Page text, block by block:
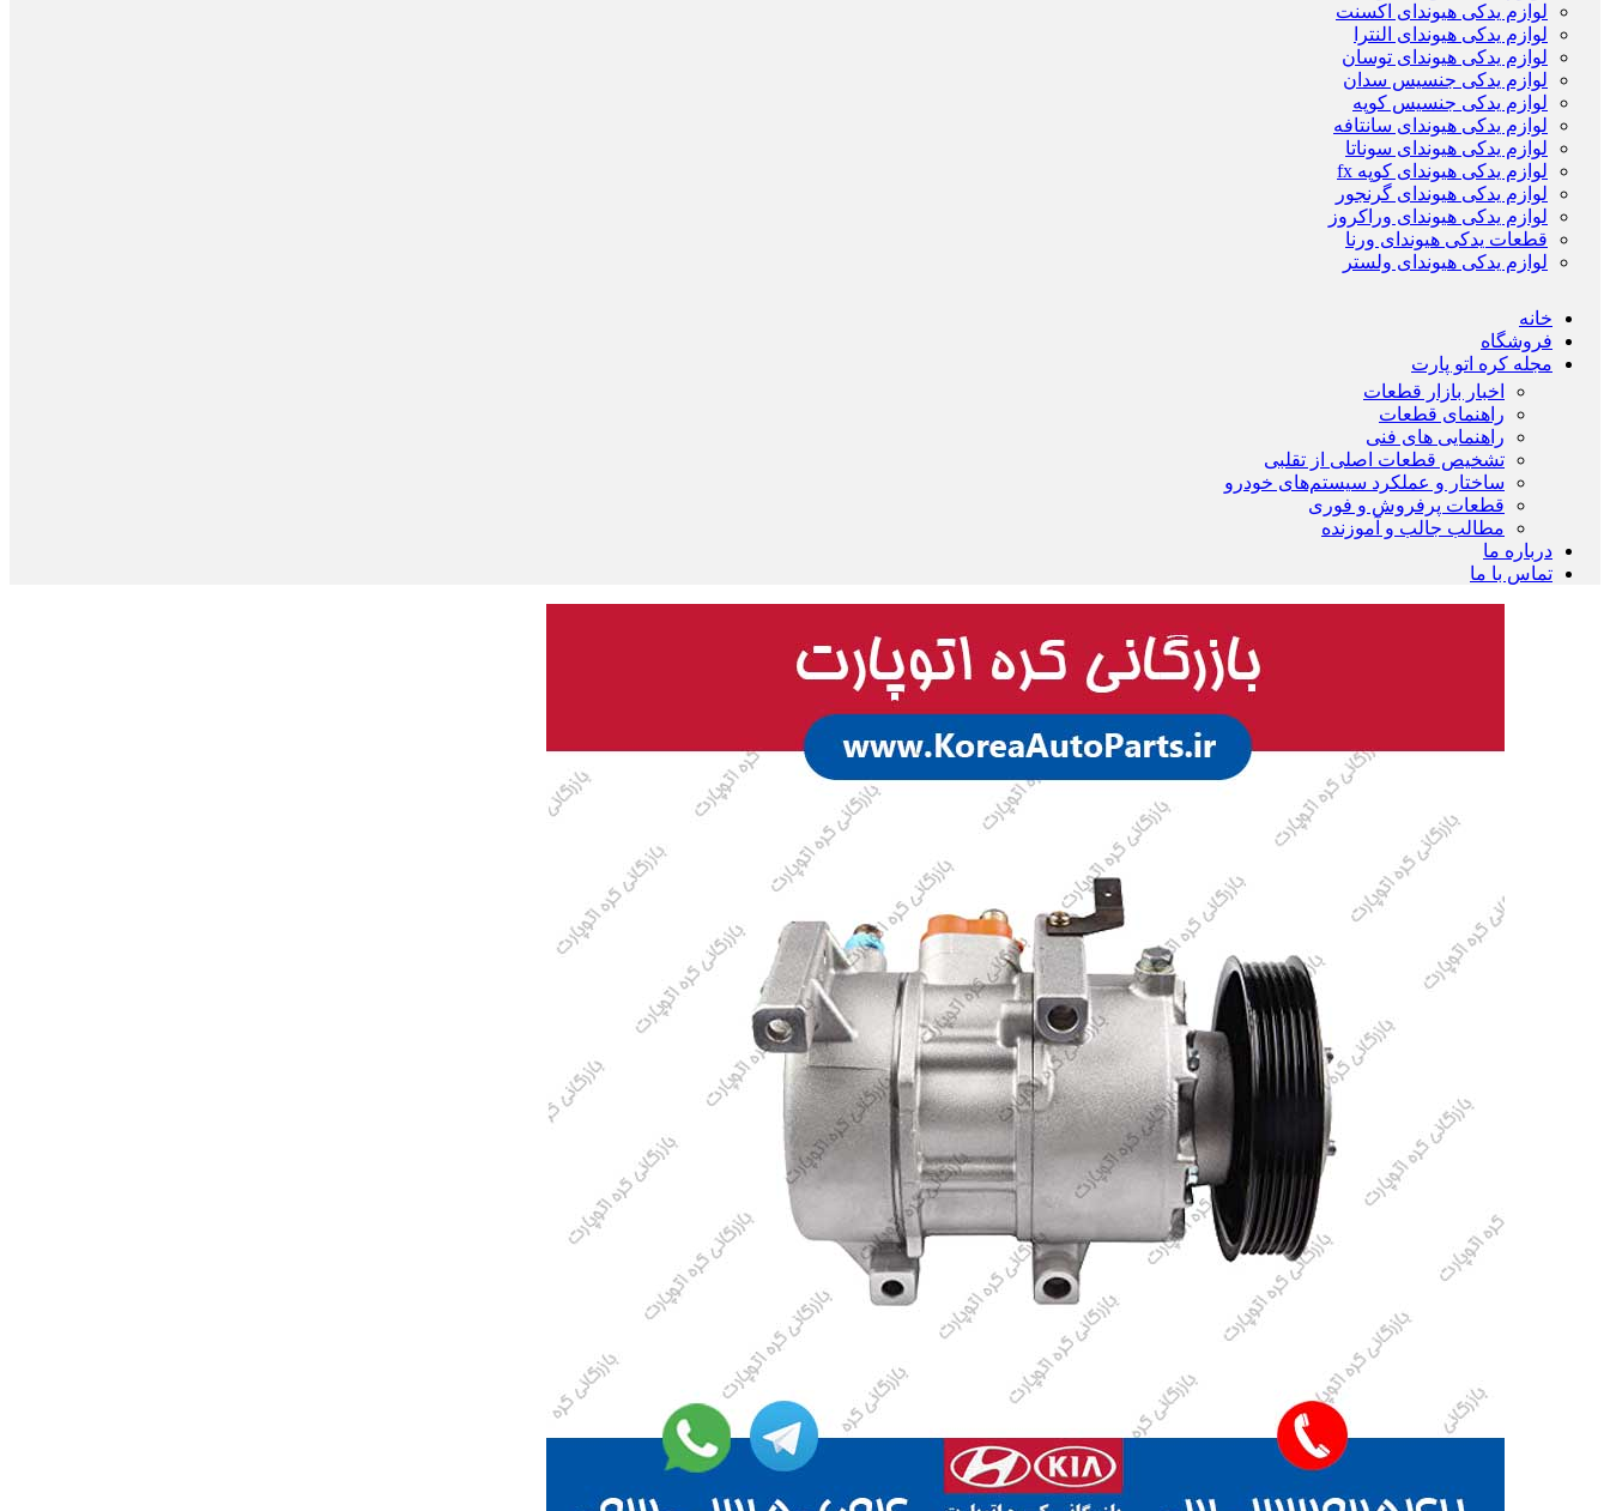
لوازم یدکی هیوندای اکسنت
لوازم یدکی هیوندای النترا
لوازم یدکی هیوندای توسان
لوازم یدکی جنسیس سدان
لوازم یدکی جنسیس کوپه
لوازم یدکی هیوندای سانتافه
لوازم یدکی هیوندای سوناتا
لوازم یدکی هیوندای کوپه fx
لوازم یدکی هیوندای گرنجور
لوازم یدکی هیوندای وراکروز
قطعات یدکی هیوندای ورنا
لوازم یدکی هیوندای ولستر
خانه
فروشگاه
مجله کره اتو پارت
اخبار بازار قطعات
راهنمای قطعات
راهنمایی های فنی
تشخیص قطعات اصلی از تقلبی
ساختار و عملکرد سیستم‌های خودرو
قطعات پرفروش و فوری
مطالب جالب و آموزنده
درباره ما
تماس با ما